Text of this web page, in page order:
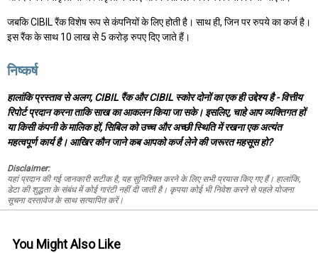
जबकि CIBIL रैंक विशेष रूप से कंपनियों के लिए होती है। साथ ही, जिन पर रुपये का कर्ज है।
इस रैंक के साथ 10 लाख से 5 करोड़ रुपए दिए जाते हैं।
निष्कर्ष
हालांकि प्रस्ताव से अलग, CIBIL रैंक और CIBIL स्कोर दोनों का एक ही उद्देश्य है - वित्तीय
रिपोर्ट प्रदान करना ताकि साख का आकलन किया जा सके। इसलिए, चाहे आप व्यक्तिगत हों
या किसी कंपनी के मालिक हों, सिबिल को उच्च और अच्छी स्थिति में रखना एक अत्यंत
महत्वपूर्ण कार्य है। आखिर कौन जाने कब आपको कर्ज लेने की जरूरत महसूस हो?
Disclaimer:
यहां प्रदान की गई जानकारी सटीक है, यह सुनिश्चित करने के लिए सभी प्रयास किए गए हैं। हालांकि,
डेटा की शुद्धता के संबंध में कोई गारंटी नहीं दी जाती है। कृपया कोई भी निवेश करने से पहले योजना
सूचना दस्तावेज के साथ सत्यापित करें।
You Might Also Like